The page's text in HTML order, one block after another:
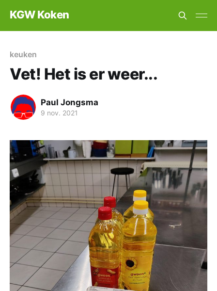
KGW Koken
keuken
Vet! Het is er weer...
Paul Jongsma
9 nov. 2021